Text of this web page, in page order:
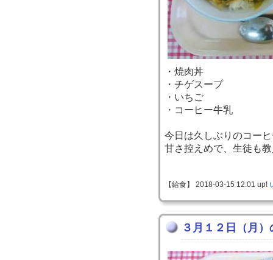
・焼肉丼
・チゲスープ
・いちご
・コーヒー牛乳
今日は久しぶりのコー
甘さ控えめで、生徒も
【給食】 2018-03-15 12:01 up!
３月１２日（月）